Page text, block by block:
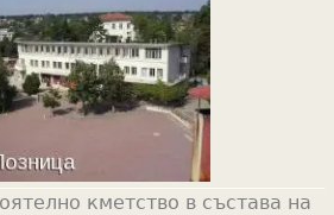
кметство в състава на